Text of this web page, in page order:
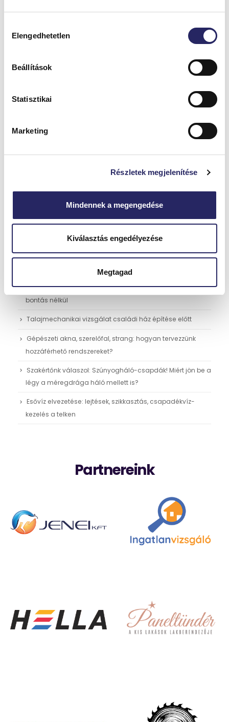
kiválasztása
Elengedhetetlen
Beállítások
Statisztikai
Marketing
Részletek megjelenítése
Mindennek a megengedése
Kiválasztás engedélyezése
Megtagad
Miniüvegház a teraszon: egész évben friss zöldségek
szeretnének egész évben hozzájutni friss fűszernövényekhez
Legutóbbi bejegyzések
Beltéri ajtók festése, fóliázása vagy cseréje: gyors frissítés
bontás nélkül
Talajmechanikai vizsgálat családi ház építése előtt
Gépészeti akna, szerelőfal, strang: hogyan tervezzünk
hozzáférhető rendszereket?
Szakértőnk válaszol: Szúnyogháló-csapdák! Miért jön be a
légy a méregdrága háló mellett is?
Esővíz elvezetése: lejtések, szikkasztás, csapadékvíz-
kezelés a telken
Partnereink